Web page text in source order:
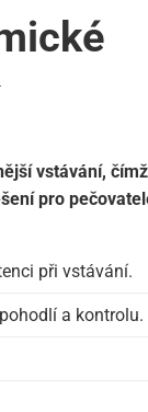
vstávání, čímž
pro
při vstávání.
a kontrolu.